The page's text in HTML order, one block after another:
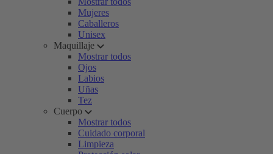
Mujeres
Caballeros
Unisex
Maquillaje
Mostrar todos
Ojos
Labios
Uñas
Tez
Cuerpo
Mostrar todos
Cuidado corporal
Limpieza